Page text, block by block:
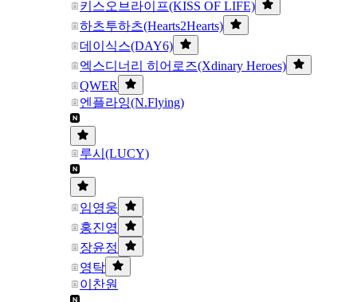
키스오브라이프(KISS OF LIFE)
하츠투하츠(Hearts2Hearts)
데이식스(DAY6)
엑스디너리 히어로즈(Xdinary Heroes)
QWER
엔플라잉(N.Flying)
루시(LUCY)
임영웅
홍진영
장윤정
영탁
이찬원